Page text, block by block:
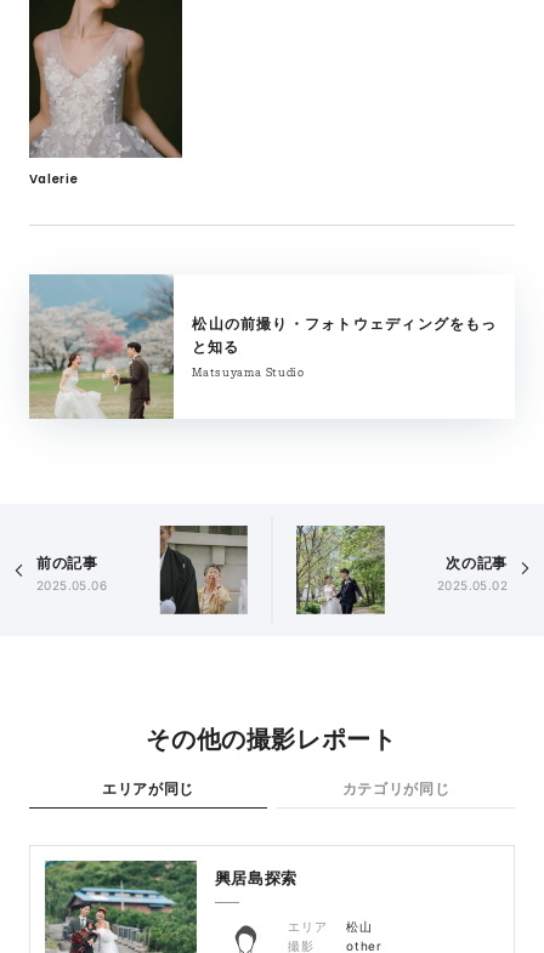
Valerie
松山の前撮り・フォトウェディングをもっ
と知る
Matsuyama Studio
前の記事
2025.05.06
次の記事
2025.05.02
その他の撮影レポート
エリアが同じ カテゴリが同じ
興居島探索
エリア
松山
撮影
other